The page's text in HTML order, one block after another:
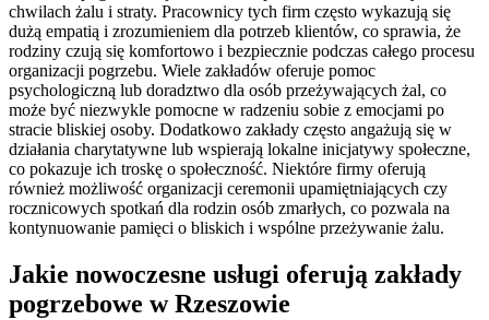
chwilach żalu i straty. Pracownicy tych firm często wykazują się
dużą empatią i zrozumieniem dla potrzeb klientów, co sprawia, że
rodziny czują się komfortowo i bezpiecznie podczas całego procesu
organizacji pogrzebu. Wiele zakładów oferuje pomoc
psychologiczną lub doradztwo dla osób przeżywających żal, co
może być niezwykle pomocne w radzeniu sobie z emocjami po
stracie bliskiej osoby. Dodatkowo zakłady często angażują się w
działania charytatywne lub wspierają lokalne inicjatywy społeczne,
co pokazuje ich troskę o społeczność. Niektóre firmy oferują
również możliwość organizacji ceremonii upamiętniających czy
rocznicowych spotkań dla rodzin osób zmarłych, co pozwala na
kontynuowanie pamięci o bliskich i wspólne przeżywanie żalu.
Jakie nowoczesne usługi oferują zakłady
pogrzebowe w Rzeszowie